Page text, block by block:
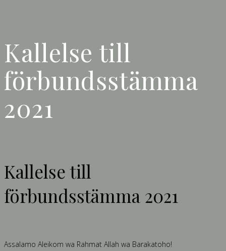
Kallelse till
förbundsstämma
2021
Kallelse till
förbundsstämma 2021
Assalamo Aleikom wa Rahmat Allah wa Barakatoho!